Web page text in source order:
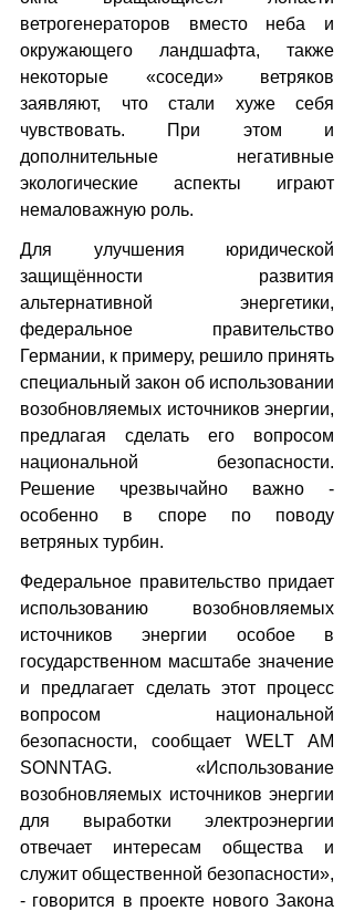
ветрогенераторов вместо неба и
окружающего ландшафта, также
некоторые «соседи» ветряков
заявляют, что стали хуже себя
чувствовать. При этом и
дополнительные негативные
экологические аспекты играют
немаловажную роль.
Для улучшения юридической
защищённости развития
альтернативной энергетики,
федеральное правительство
Германии, к примеру, решило принять
специальный закон об использовании
возобновляемых источников энергии,
предлагая сделать его вопросом
национальной безопасности.
Решение чрезвычайно важно -
особенно в споре по поводу
ветряных турбин.
Федеральное правительство придает
использованию возобновляемых
источников энергии особое в
государственном масштабе значение
и предлагает сделать этот процесс
вопросом национальной
безопасности, сообщает WELT AM
SONNTAG. «Использование
возобновляемых источников энергии
для выработки электроэнергии
отвечает интересам общества и
служит общественной безопасности»,
- говорится в проекте нового Закона